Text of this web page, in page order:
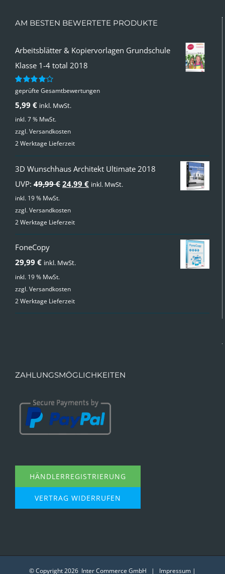
AM BESTEN BEWERTETE PRODUKTE
Arbeitsblätter & Kopiervorlagen Grundschule
Klasse 1-4 total 2018
Bewertet
von 5
geprüfte Gesamtbewertungen
5,99 € inkl. MwSt.
inkl. 7 % MwSt.
zzgl.Versandkosten
2 Werktage Lieferzeit
3D Wunschhaus Architekt Ultimate 2018
UVP: 49,99€ Ursprünglicher
war:
24,99 €Aktueller
inkl. MwSt.
inkl. 19 % MwSt.
zzgl.Versandkosten
2 Werktage Lieferzeit
FoneCopy
29,99 € inkl. MwSt.
inkl. 19 % MwSt.
zzgl.Versandkosten
2 Werktage Lieferzeit
ZAHLUNGSMÖGLICHKEITEN
HÄNDLERREGISTRIERUNG
VERTRAG WIDERRUFEN
© Copyright2026 Inter Commerce GmbH | Impressum |